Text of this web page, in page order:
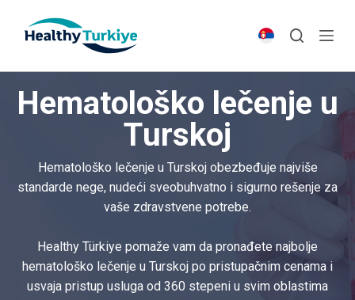
p
o
t
Hematološko lečenje u
Turskoj
Hematološko lečenje u Turskoj obezbeđuje najviše
standarde nege, nudeći sveobuhvatno i sigurno rešenje za
vaše zdravstvene potrebe.
Healthy Türkiye pomaže vam da pronađete najbolje
hematološko lečenje u Turskoj po pristupačnim cenama i
usvaja pristup usluga od 360 stepeni u svim oblastima